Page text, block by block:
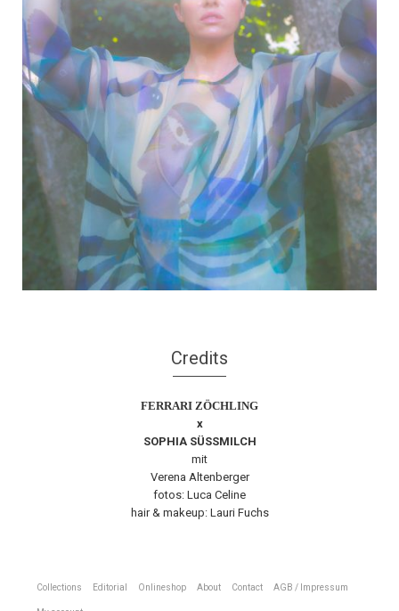
Credits
FERRARI ZÖCHLING
x
SOPHIA SÜSSMILCH
mit
Verena Altenberger
fotos: Luca Celine
hair & makeup: Lauri Fuchs
Collections Editorial Onlineshop About Contact AGB / Impressum